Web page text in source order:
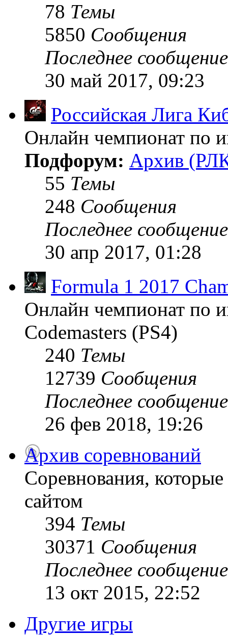
78 Темы
5850 Сообщения
Последнее сообщение
30 май 2017, 09:23
Российская Лига
Онлайн чемпионат по
Подфорум: Архив
55 Темы
248 Сообщения
Последнее сообщение
30 апр 2017, 01:28
Formula 1 2017
Онлайн чемпионат по
Codemasters (PS4)
240 Темы
12739 Сообщения
Последнее сообщение
26 фев 2018, 19:26
Архив соревнований
Соревнования,
сайтом
394 Темы
30371 Сообщения
Последнее сообщение
13 окт 2015, 22:52
Другие игры